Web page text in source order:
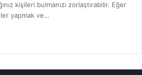
kişileri bulmanızı zorlaştırabilir. Eğer
yapmak ve…